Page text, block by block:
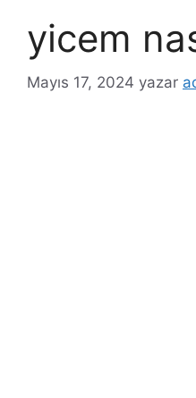
yicem
Mayıs 17, 2024 yazar